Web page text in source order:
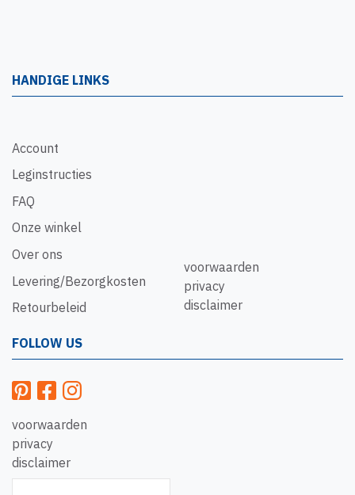
HANDIGE LINKS
Account
Leginstructies
FAQ
Onze winkel
Over ons
Levering/Bezorgkosten
Retourbeleid
voorwaarden
privacy
disclaimer
FOLLOW US
voorwaarden
privacy
disclaimer